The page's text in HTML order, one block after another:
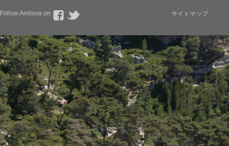
Follow Amilova on サイトマップ